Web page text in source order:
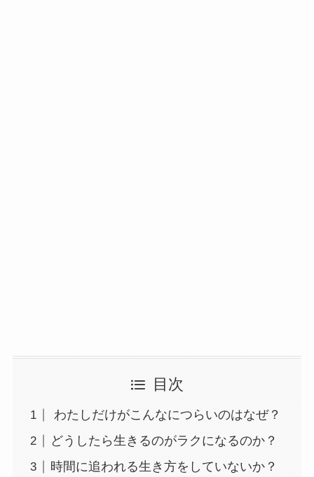
目次
わたしだけがこんなにつらいのはなぜ？
どうしたら生きるのがラクになるのか？
時間に追われる生き方をしていないか？